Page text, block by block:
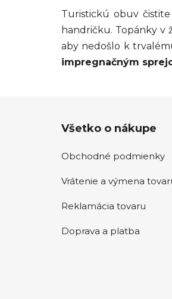
Turistickú obuv
handričku. Topánky v
aby nedošlo k
impregnačným
Všetko o nákupe
Obchodné podmienky
Vrátenie a výmena
Reklamácia tovaru
Doprava a platba